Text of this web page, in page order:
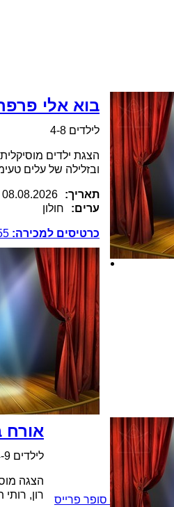
בוא אלי
לילדים 4-8
הצגת ילדים
ובזלילה של עלים
תאריך: 08.08.2026
ערים:
חולון
כרטיסים למכירה:
סופר פרייס
אורח
לילדים 4-9
הצגה
רון, רותי